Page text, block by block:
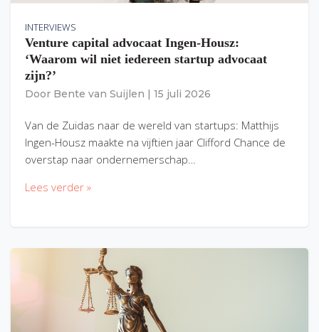
INTERVIEWS
Venture capital advocaat Ingen-Housz:
‘Waarom wil niet iedereen startup advocaat
zijn?’
Door Bente van Suijlen 15 juli 2026
Van de Zuidas naar de wereld van startups: Matthijs
Ingen-Housz maakte na vijftien jaar Clifford Chance de
overstap naar ondernemerschap…
Lees verder »